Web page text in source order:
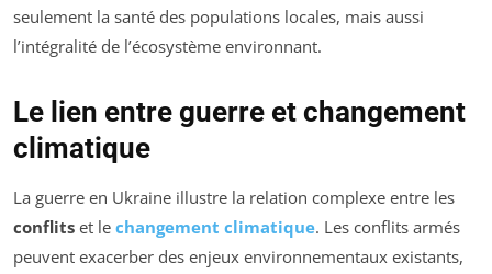
seulement la santé des populations locales, mais aussi
l’intégralité de l’écosystème environnant.
Le lien entre guerre et changement
climatique
La guerre en Ukraine illustre la relation complexe entre les
conflits et le changement climatique. Les conflits armés
peuvent exacerber des enjeux environnementaux existants,